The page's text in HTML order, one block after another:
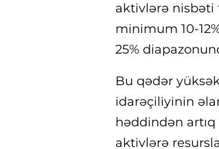
aktivlərə nisbəti
minimum 10-
25%
Bu qədər
idarəçiliyinin
həddindən
aktivlərə